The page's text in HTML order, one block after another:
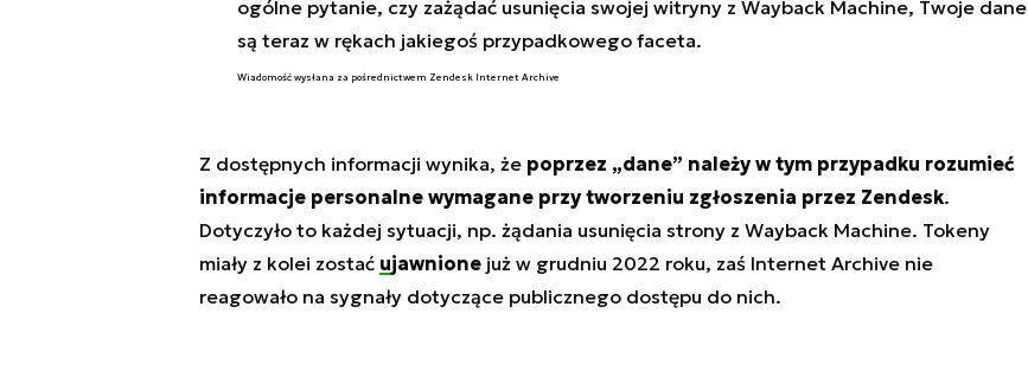
ogólne pytanie, czy zażądać usunięcia swojej witryny z Wayback Machine, Twoje dane
są teraz w rękach jakiegoś przypadkowego faceta.
Wiadomość wysłana za pośrednictwem Zendesk Internet Archive
Z dostępnych informacji wynika, że poprzez „dane” należy w tym przypadku rozumieć
informacje personalne wymagane przy tworzeniu zgłoszenia przez Zendesk.
Dotyczyło to każdej sytuacji, np. żądania usunięcia strony z Wayback Machine. Tokeny
miały z kolei zostać ujawnionejuż w grudniu 2022 roku, zaś Internet Archive nie
reagowało na sygnały dotyczące publicznego dostępu do nich.